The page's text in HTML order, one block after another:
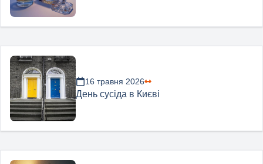
16 травня 2026
День сусіда в Києві